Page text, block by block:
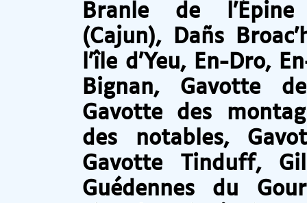
Branle de l’Épine
(Cajun), Dañs
l’île d’Yeu, En-Dro,
Bignan, Gavotte
Gavotte des
des notables,
Gavotte Tinduff,
Guédennes du